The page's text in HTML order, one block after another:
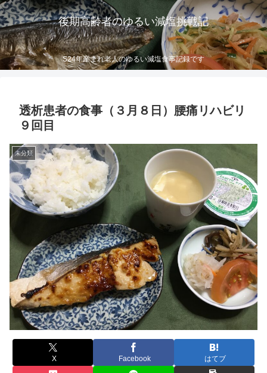
後期高齢者のゆるい減塩挑戦記
S24年産まれ老人のゆるい減塩食事記録です
透析患者の食事（３月８日）腰痛リハビリ
９回目
未分類
X Facebook はてブ